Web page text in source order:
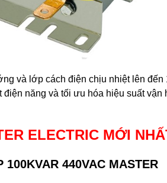
và lớp cách điện chịu nhiệt lên
năng và tối ưu hóa hiệu suất
ELECTRIC MỚI
100KVAR 440VAC MASTER